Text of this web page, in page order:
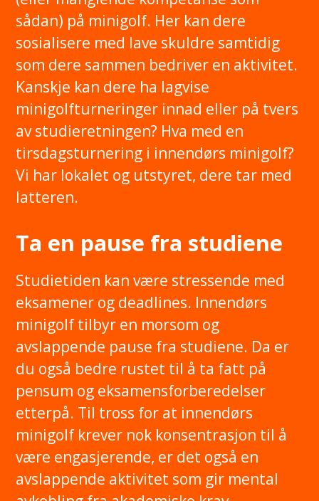
sådan) på minigolf. Her kan dere
sosialisere med lave skuldre samtidig
som dere sammen bedriver en aktivitet.
Kanskje kan dere ha lagvise
minigolfturneringer innad eller på tvers
av studieretningen? Hva med en
tirsdagsturnering i innendørs minigolf?
Vi har lokalet og utstyret, dere tar med
latteren.
Ta en pause fra studiene
Studietiden kan være stressende med
eksamener og deadlines. Innendørs
minigolf tilbyr en morsom og
avslappende pause fra studiene. Da er
du også bedre rustet til å ta fatt på
pensum og eksamensforberedelser
etterpå. Til tross for at innendørs
minigolf krever nok konsentrasjon til å
være engasjerende, er det også en
avslappende aktivitet som gir mental